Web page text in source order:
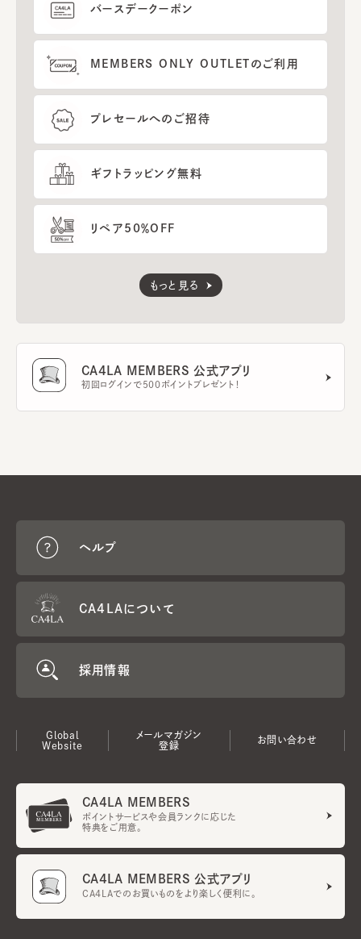
バースデークーポン
MEMBERS ONLY OUTLETのご利用
プレセールへのご招待
ギフトラッピング無料
リペア50％OFF
もっと見る
CA4LA MEMBERS 公式アプリ
初回ログインで500ポイントプレゼント！
ヘルプ
CA4LAについて
採用情報
Global
Website
メールマガジン
登録
お問い合わせ
CA4LA MEMBERS
ポイントサービスや会員ランクに応じた
特典をご用意。
CA4LA MEMBERS 公式アプリ
CA4LAでのお買いものをより楽しく便利に。